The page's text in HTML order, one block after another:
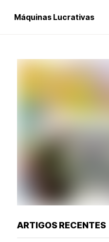
Máquinas Lucrativas
ARTIGOS RECENTES